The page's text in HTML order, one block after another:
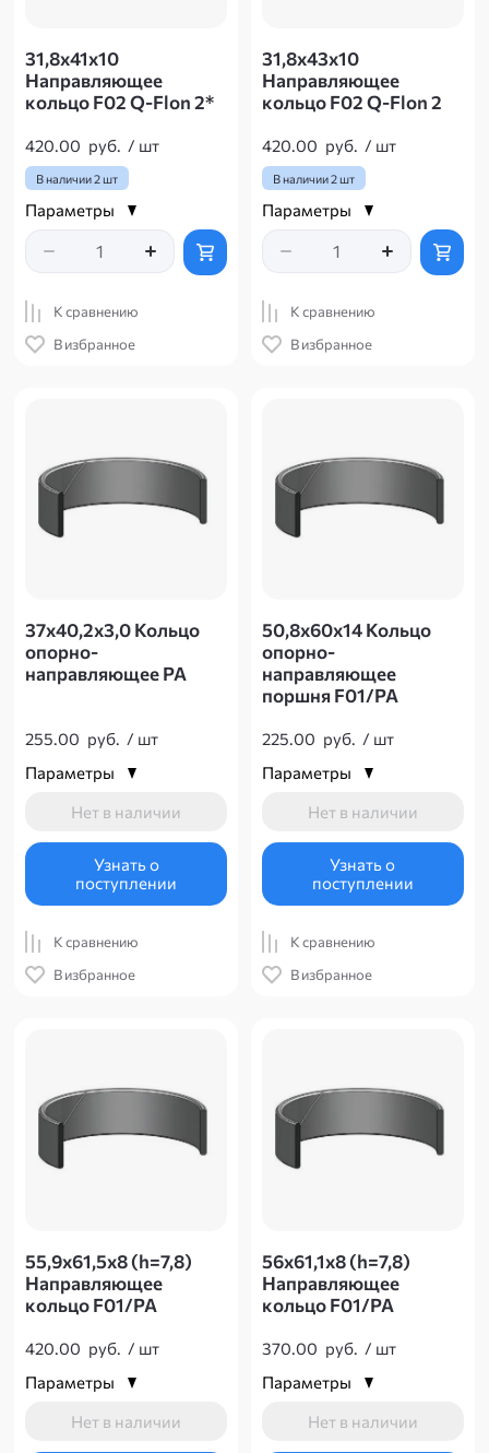
31,8х41х10
Направляющее
кольцо F02 Q-Flon 2*
В наличии2 шт
420.00 руб. / шт
Параметры
К сравнению
В избранное
31,8х43х10
Направляющее
кольцо F02 Q-Flon 2
В наличии2 шт
420.00 руб. / шт
Параметры
К сравнению
В избранное
37х40,2х3,0 Кольцо
опорно-
направляющее РА
255.00 руб. / шт
Параметры
Нет в наличии
Узнать о
поступлении
К сравнению
В избранное
50,8х60х14 Кольцо
опорно-
направляющее
поршня F01/PA
225.00 руб. / шт
Параметры
Нет в наличии
Узнать о
поступлении
К сравнению
В избранное
55,9х61,5х8 (h=7,8)
Направляющее
кольцо F01/PA
420.00 руб. / шт
Параметры
Нет в наличии
56х61,1х8 (h=7,8)
Направляющее
кольцо F01/PA
370.00 руб. / шт
Параметры
Нет в наличии